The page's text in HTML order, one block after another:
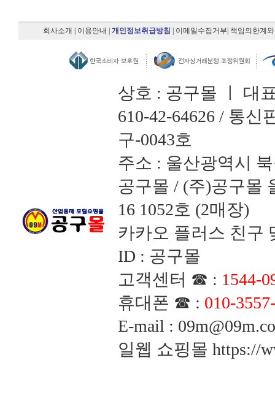
회사소개 이용안내 개인정보취급방침 이메일수집거부 책임의한계
상호 : 공구몰 ㅣ 대
610-42-64626 / 통신
구-0043호
주소 : 울산광역시
공구몰 / (주)공구몰
16 1052호 (2매장)
카카오 플러스 친구
ID : 공구몰
고객센터 ☎ : 1544-
휴대폰 ☎ : 010-
E-mail :
일웹 쇼핑몰 https://